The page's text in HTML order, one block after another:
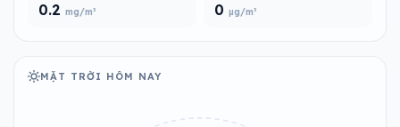
0.2 mg/m³ 0 µg/m³
MẶT TRỜI HÔM NAY